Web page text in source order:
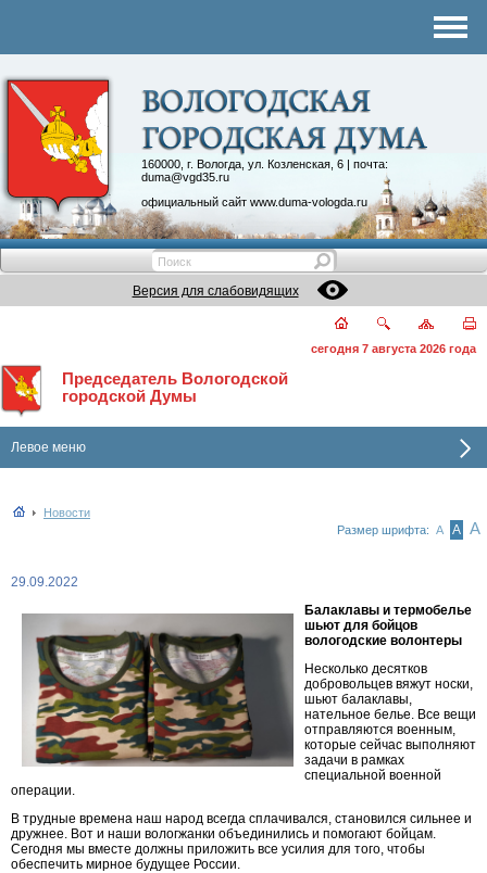
160000, г. Вологда, ул. Козленская, 6 | почта:
duma@vgd35.ru
официальный сайт www.duma-vologda.ru
Контакты
Депутатские объединения
Версия для слабовидящих
сегодня 7 августа 2026 года
Председатель Вологодской
городской Думы
Левое меню
Новости
Размер шрифта: А А А
29.09.2022
Балаклавы и термобелье
шьют для бойцов
вологодские волонтеры
Несколько десятков
добровольцев вяжут носки,
шьют балаклавы,
нательное белье. Все вещи
отправляются военным,
которые сейчас выполняют
задачи в рамках
специальной военной
операции.
В трудные времена наш народ всегда сплачивался, становился сильнее и
дружнее. Вот и наши вологжанки объединились и помогают бойцам.
Сегодня мы вместе должны приложить все усилия для того, чтобы
обеспечить мирное будущее России.